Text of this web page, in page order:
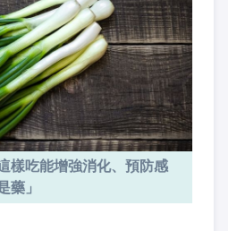
樣吃能增強消化、預防感
藥」